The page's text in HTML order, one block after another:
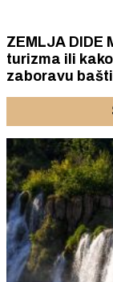
ZEMLJA DIDE
turizma ili kako je don Stipe
zaboravu